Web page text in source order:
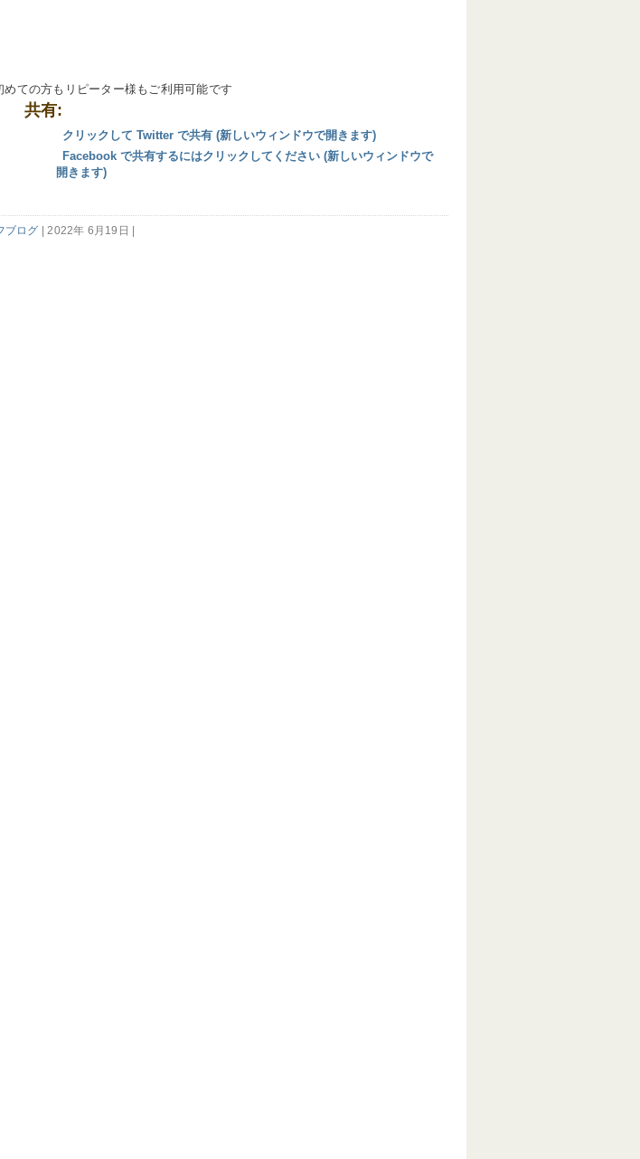
めての方もリピーター様もご利用可能です
共有:
クリックして Twitter で共有 (新しいウィンドウで開きます)
Facebook で共有するにはクリックしてください (新しいウィンドウで
開きます)
ブログ | 2022年 6月19日 |